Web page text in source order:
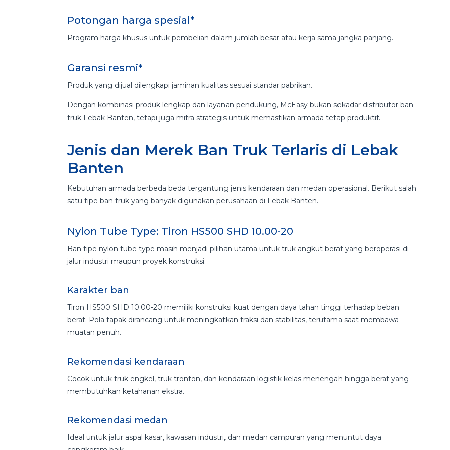
Potongan harga spesial*
Program harga khusus untuk pembelian dalam jumlah besar atau kerja sama jangka panjang.
Garansi resmi*
Produk yang dijual dilengkapi jaminan kualitas sesuai standar pabrikan.
Dengan kombinasi produk lengkap dan layanan pendukung, McEasy bukan sekadar distributor ban
truk Lebak Banten, tetapi juga mitra strategis untuk memastikan armada tetap produktif.
Jenis dan Merek Ban Truk Terlaris di Lebak
Banten
Kebutuhan armada berbeda beda tergantung jenis kendaraan dan medan operasional. Berikut salah
satu tipe ban truk yang banyak digunakan perusahaan di Lebak Banten.
Nylon Tube Type: Tiron HS500 SHD 10.00-20
Ban tipe nylon tube type masih menjadi pilihan utama untuk truk angkut berat yang beroperasi di
jalur industri maupun proyek konstruksi.
Karakter ban
Tiron HS500 SHD 10.00-20 memiliki konstruksi kuat dengan daya tahan tinggi terhadap beban
berat. Pola tapak dirancang untuk meningkatkan traksi dan stabilitas, terutama saat membawa
muatan penuh.
Rekomendasi kendaraan
Cocok untuk truk engkel, truk tronton, dan kendaraan logistik kelas menengah hingga berat yang
membutuhkan ketahanan ekstra.
Rekomendasi medan
Ideal untuk jalur aspal kasar, kawasan industri, dan medan campuran yang menuntut daya